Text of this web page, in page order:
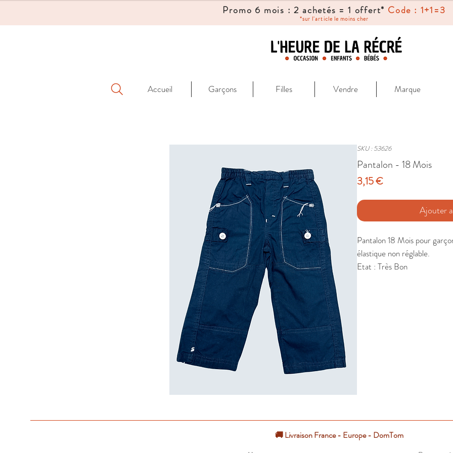
Promo 6 mois : 2 achetés = 1 offert* Code : 1+1=3
*sur l'article le moins cher
Accueil Garçons Filles Vendre Marque
SKU : 53626
Pantalon - 18 Mois
3,15 €Prix
Ajouter
Pantalon 18 Mois pour
élastique non réglable.
Etat : Très Bon
🚚 Livraison France - Europe - DomTom